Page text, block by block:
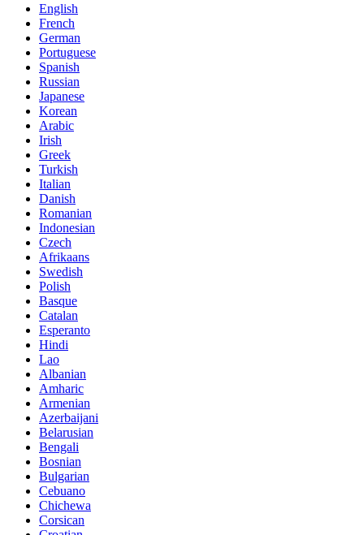
English
French
German
Portuguese
Spanish
Russian
Japanese
Korean
Arabic
Irish
Greek
Turkish
Italian
Danish
Romanian
Indonesian
Czech
Afrikaans
Swedish
Polish
Basque
Catalan
Esperanto
Hindi
Lao
Albanian
Amharic
Armenian
Azerbaijani
Belarusian
Bengali
Bosnian
Bulgarian
Cebuano
Chichewa
Corsican